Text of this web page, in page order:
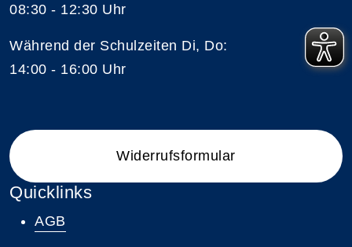
08:30 - 12:30 Uhr
Während der Schulzeiten Di, Do:
14:00 - 16:00 Uhr
Widerrufsformular
Quicklinks
AGB